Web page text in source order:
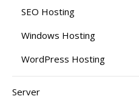
SEO Hosting
Windows Hosting
WordPress Hosting
Server